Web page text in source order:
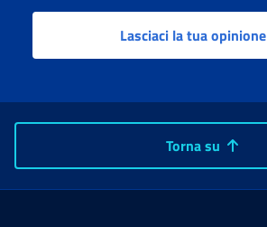
Lasciaci la tua opinione
Torna su